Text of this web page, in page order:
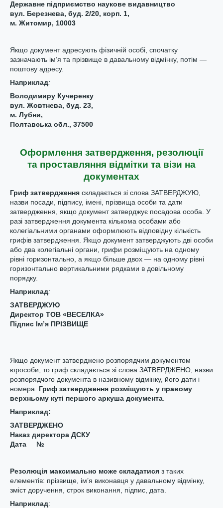
Державне підприємство наукове видавництво
вул. Березнева, буд. 2/20, корп. 1,
м. Житомир, 10003
Якщо документ адресують фізичній особі, спочатку
зазначають ім’я та прізвище в давальному відмінку, потім —
поштову адресу.
Наприклад:
Володимиру Кучеренку
вул. Жовтнева, буд. 23,
м. Лубни,
Полтавська обл., 37500
Оформлення затвердження, резолюції
та проставляння відмітки та візи на
документах
Гриф затвердження складається зі слова ЗАТВЕРДЖУЮ,
назви посади, підпису, імені, прізвища особи та дати
затвердження, якщо документ затверджує посадова особа. У
разі затвердження документа кількома особами або
колегіальними органами оформлюють відповідну кількість
грифів затвердження. Якщо документ затверджують дві особи
або два колегіальні органи, грифи розміщують на одному
рівні горизонтально, а якщо більше двох — на одному рівні
горизонтально вертикальними рядками в довільному
порядку.
Наприклад:
ЗАТВЕРДЖУЮ
Директор ТОВ «ВЕСЕЛКА»
Підпис Ім’я ПРІЗВИЩЕ
Якщо документ затверджено розпорядчим документом
юрособи, то гриф складається зі слова ЗАТВЕРДЖЕНО, назви
розпорядчого документа в називному відмінку, його дати і
номера. Гриф затвердження розміщують у правому
верхньому куті першого аркуша документа
Наприклад:
ЗАТВЕРДЖЕНО
Наказ директора ДСКУ
Дата №
Резолюція максимально може складатися з таких
елементів: прізвище, ім’я виконавця у давальному відмінку,
зміст доручення, строк виконання, підпис, дата.
Наприклад: